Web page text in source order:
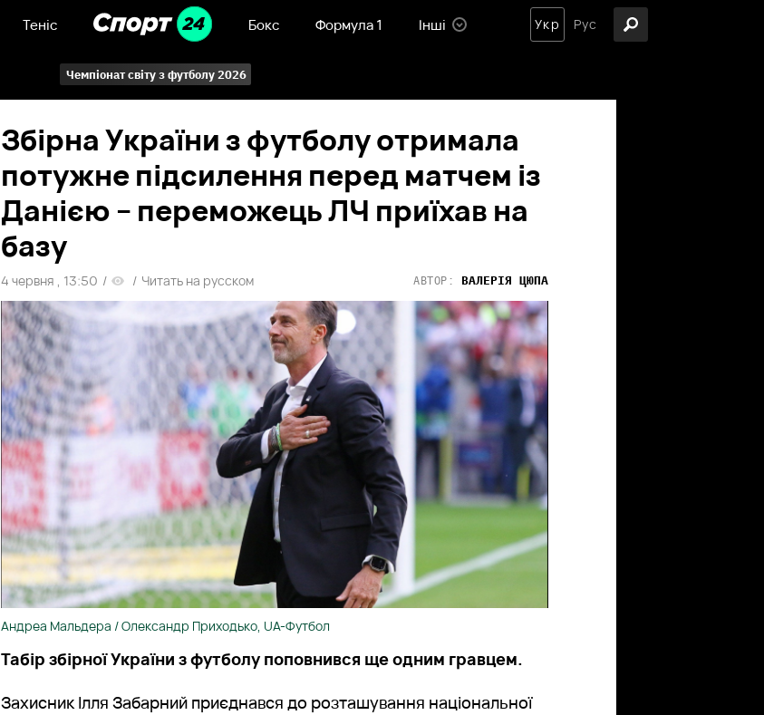
Теніс Бокс Формула 1 Інші Укр Рус
Чемпіонат світу з футболу 2026
Збірна України з футболу отримала
потужне підсилення перед матчем із
Данією – переможець ЛЧ приїхав на
базу
4 червня , 13:50 / / Читать на русском АВТОР: ВАЛЕРІЯ ЦЮПА
Андреа Мальдера / Олександр Приходько, UA-Футбол
Табір збірної України з футболу поповнився ще одним гравцем.
Захисник Ілля Забарний приєднався до розташування національної